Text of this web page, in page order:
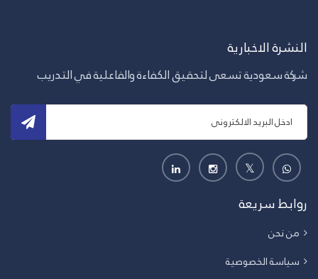
النشرة الاخبارية
شركة سعودية تسعى لتحقيق الكفاءة والفاعلية في التدريب
روابط سريعة
من نحن
سياسة الخصوصية